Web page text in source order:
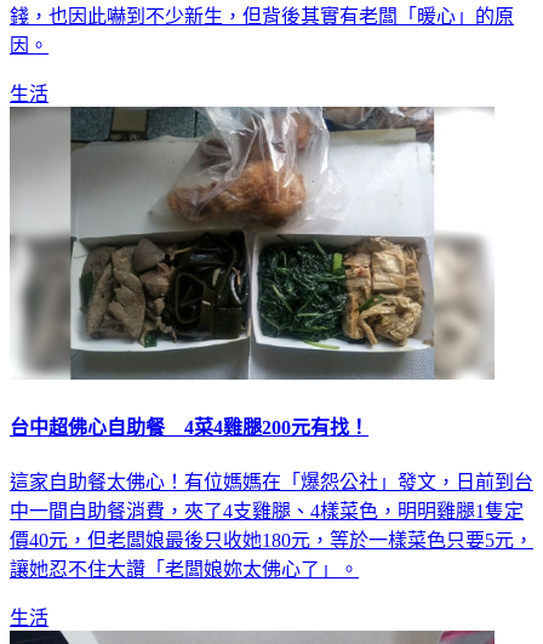
錢，也因此嚇到不少新生，但背後其實有老闆「暖心」的原
因。
生活
台中超佛心自助餐 4菜4雞腿200元有找！
這家自助餐太佛心！有位媽媽在「爆怨公社」發文，日前到台
中一間自助餐消費，夾了4支雞腿、4樣菜色，明明雞腿1隻定
價40元，但老闆娘最後只收她180元，等於一樣菜色只要5元，
讓她忍不住大讚「老闆娘妳太佛心了」。
生活